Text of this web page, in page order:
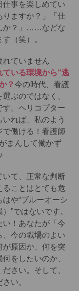
仕事を楽しめてい
りますか？」「仕
か？」……などな
（笑）。
ていません
ている環境から“逃
？今の時代、看護
ぶのではなく、
。ヘリコプター
れば、私のよう
で働ける！看護師
まんして働かず
て、正常な判断
ることはとても危
や“ブルーオーシ
”ではないです。
い！あなたが「今
今の職場のよい
が原因か、何を突
をしたいのか、
ださい。そして、
い。